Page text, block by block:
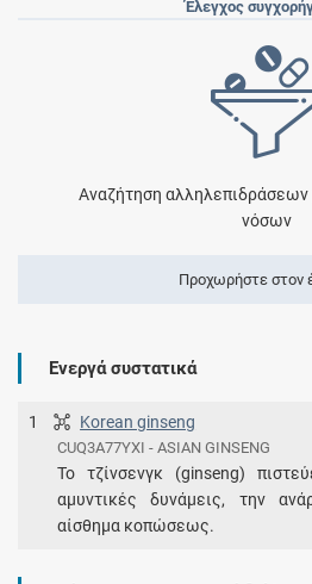
Έλεγχος
Αναζήτηση αλληλεπιδράσεων
νόσων
Προχωρήστε στον
Ενεργά συστατικά
1 Korean ginseng
CUQ3A77YXI - ASIAN GINSENG
Το τζίνσενγκ (ginseng)
αμυντικές δυνάμεις, την
αίσθημα κοπώσεως.